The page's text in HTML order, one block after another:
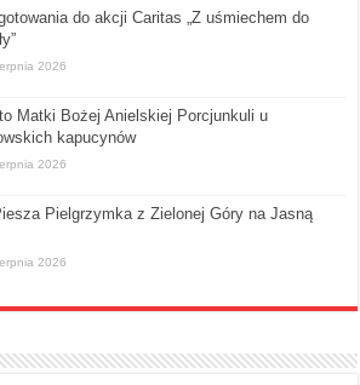
do akcji Caritas „Z uśmiechem do
2026
Matki Bożej Anielskiej Porcjunkuli u
kapucynów
2026
Pielgrzymka z Zielonej Góry na Jasną
2026